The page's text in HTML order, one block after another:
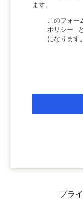
ます。
このフォー
ポリシー
と
になります。
プラ